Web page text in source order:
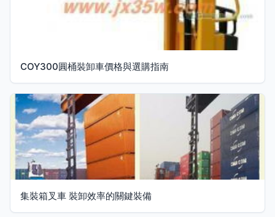
COY300圓桶裝卸車價格與選購指南
集裝箱叉車 裝卸效率的關鍵裝備